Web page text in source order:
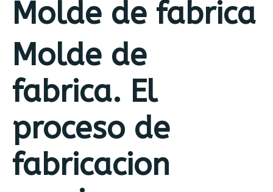
Molde de fabrica
Molde de
fabrica. El
proceso de
fabricacion